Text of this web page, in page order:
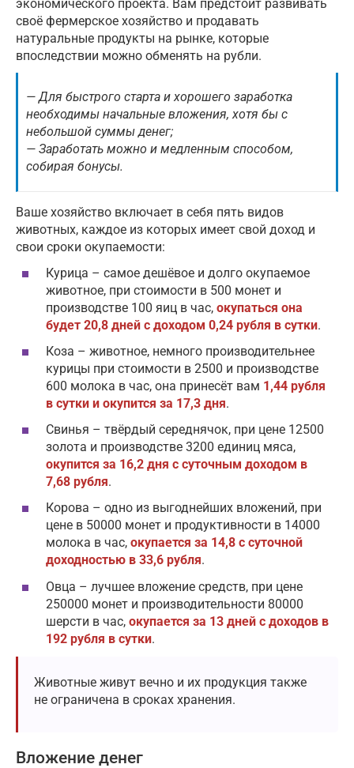
экономического проекта. Вам предстоит развивать
своё фермерское хозяйство и продавать
натуральные продукты на рынке, которые
впоследствии можно обменять на рубли.
— Для быстрого старта и хорошего заработка
необходимы начальные вложения, хотя бы с
небольшой суммы денег;
— Заработать можно и медленным способом,
собирая бонусы.
Ваше хозяйство включает в себя пять видов
животных, каждое из которых имеет свой доход и
свои сроки окупаемости:
Курица – самое дешёвое и долго окупаемое
животное, при стоимости в 500 монет и
производстве 100 яиц в час, окупаться она
будет 20,8 дней с доходом 0,24 рубля в сутки.
Коза – животное, немного производительнее
курицы при стоимости в 2500 и производстве
600 молока в час, она принесёт вам 1,44 рубля
в сутки и окупится за 17,3 дня.
Свинья – твёрдый середнячок, при цене 12500
золота и производстве 3200 единиц мяса,
окупится за 16,2 дня с суточным доходом в
7,68 рубля.
Корова – одно из выгоднейших вложений, при
цене в 50000 монет и продуктивности в 14000
молока в час, окупается за 14,8 с суточной
доходностью в 33,6 рубля.
Овца – лучшее вложение средств, при цене
250000 монет и производительности 80000
шерсти в час, окупается за 13 дней с доходов в
192 рубля в сутки.
Животные живут вечно и их продукция также
не ограничена в сроках хранения.
Вложение денег